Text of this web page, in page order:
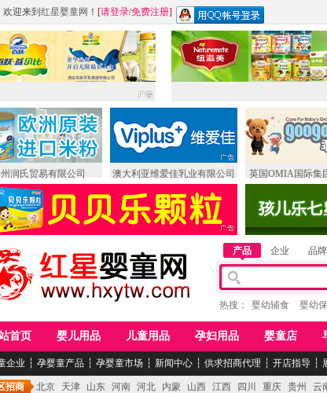
欢迎来到 红星婴童网 ！ [请登录/免费注册]
润氏贸易有限公司 澳大利亚维爱佳乳业有限公司 英国OMIA国际集
产品 企业 品牌
热搜： 婴幼辅食 婴幼
首页 婴儿用品 儿童用品 孕妇用品 婴童店
企业 ┆ 孕婴童产品 ┆ 孕婴童市场 ┆ 新闻中心 ┆ 供求招商代理 ┆ 开店指导 ┆
招商 北京 天津 山东 河南 河北 内蒙 山西 江西 四川 重庆 贵州 云